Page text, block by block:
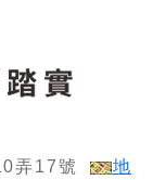
弄17號
地